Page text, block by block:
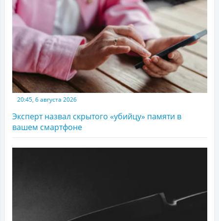
20:45, 6 августа 2026
Эксперт назвал скрытого «убийцу» памяти в
вашем смартфоне